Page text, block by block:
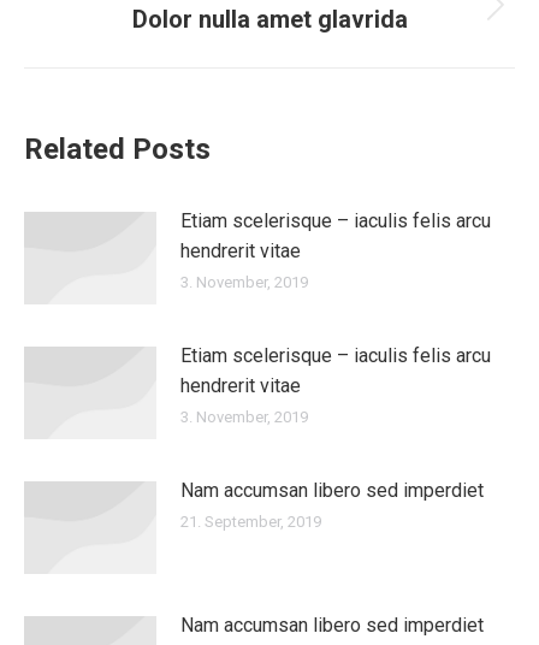
Nächster
Dolor nulla amet glavrida
Related Posts
Etiam scelerisque – iaculis felis arcu
hendrerit vitae
3. November, 2019
Etiam scelerisque – iaculis felis arcu
hendrerit vitae
3. November, 2019
Nam accumsan libero sed imperdiet
21. September, 2019
Nam accumsan libero sed imperdiet